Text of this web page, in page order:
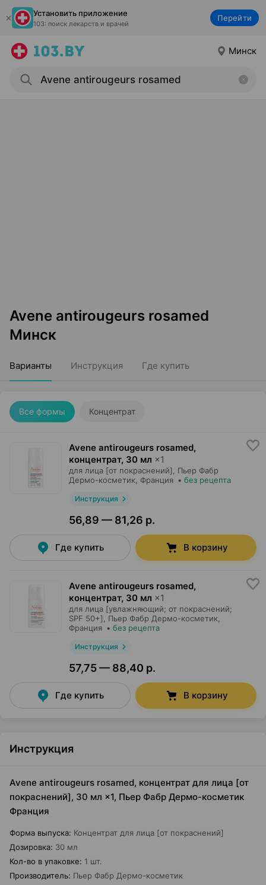
Установить приложение
103: поиск лекарств и врачей
Перейти
Минск
Avene antirougeurs rosamed
Минск
Варианты Инструкция Где купить
Все формы Концентрат
Avene antirougeurs rosamed,
концентрат, 30 мл ×1
для лица [от покраснений],
Пьер Фабр
Дермо-косметик , Франция • без рецепта
Инструкция
56,89 — 81,26 р.
Где купить В корзину
Avene antirougeurs rosamed,
концентрат, 30 мл ×1
для лица [увлажняющий; от покраснений;
SPF 50+],
Пьер Фабр Дермо-косметик
Франция • без рецепта
Инструкция
57,75 — 88,40 р.
Где купить В корзину
Инструкция
Avene antirougeurs rosamed, концентрат для лица [от
покраснений], 30 мл ×1, Пьер Фабр Дермо-косметик
Франция
Форма выпуска: Концентрат для лица [от покраснений]
Дозировка: 30 мл
Кол-во в упаковке: 1 шт.
Производитель: Пьер Фабр Дермо-косметик